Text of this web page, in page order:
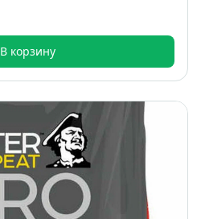
В корзину